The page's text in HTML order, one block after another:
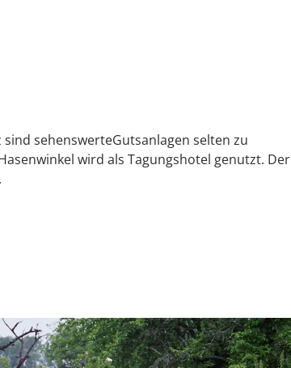
sehenswerteGutsanlagen selten zu
wird als Tagungshotel genutzt. Der